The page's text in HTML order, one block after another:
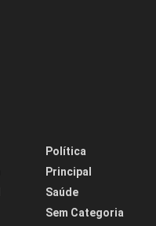
Política
Principal
Saúde
Sem Categoria